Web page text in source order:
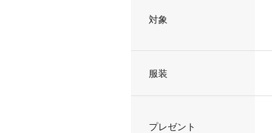
対象
服装
プレゼント